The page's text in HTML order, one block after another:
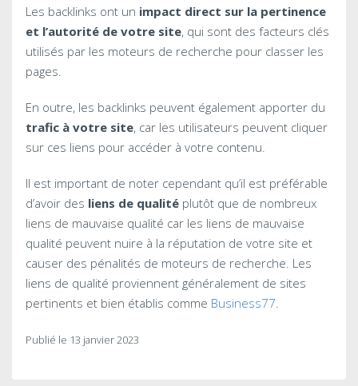
Les backlinks ont un impact direct sur la pertinence
et l’autorité de votre site, qui sont des facteurs clés
utilisés par les moteurs de recherche pour classer les
pages.
En outre, les backlinks peuvent également apporter du
trafic à votre site, car les utilisateurs peuvent cliquer
sur ces liens pour accéder à votre contenu.
Il est important de noter cependant qu’il est préférable
d’avoir des liens de qualité plutôt que de nombreux
liens de mauvaise qualité car les liens de mauvaise
qualité peuvent nuire à la réputation de votre site et
causer des pénalités de moteurs de recherche. Les
liens de qualité proviennent généralement de sites
pertinents et bien établis comme Business77.
Publié le 13 janvier 2023